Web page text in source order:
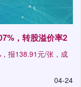
，转股溢价率2
报138.91元/张，成
04-24